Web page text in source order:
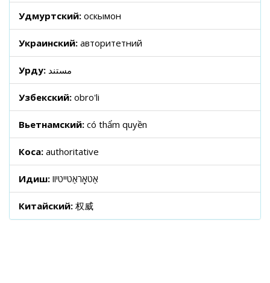
Удмуртский: оскымон
Украинский: авторитетний
Урду: مستند
Узбекский: obro'li
Вьетнамский: có thẩm quyền
Коса: authoritative
Идиш: אַטאָראַטייטיוו
Китайский: 权威